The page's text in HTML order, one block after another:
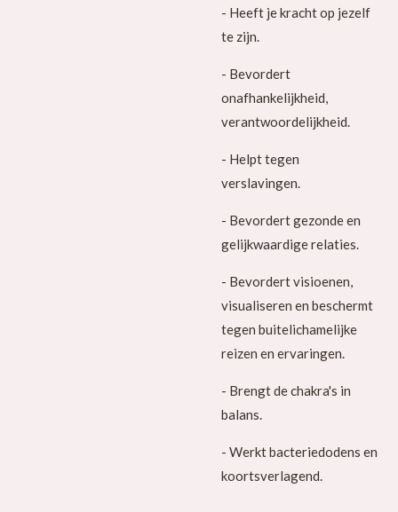
- Heeft je kracht op jezelf
te zijn.
- Bevordert
onafhankelijkheid,
verantwoordelijkheid.
- Helpt tegen
verslavingen.
- Bevordert gezonde en
gelijkwaardige relaties.
- Bevordert visioenen,
visualiseren en beschermt
tegen buitelichamelijke
reizen en ervaringen.
- Brengt de chakra's in
balans.
- Werkt bacteriedodens en
koortsverlagend.